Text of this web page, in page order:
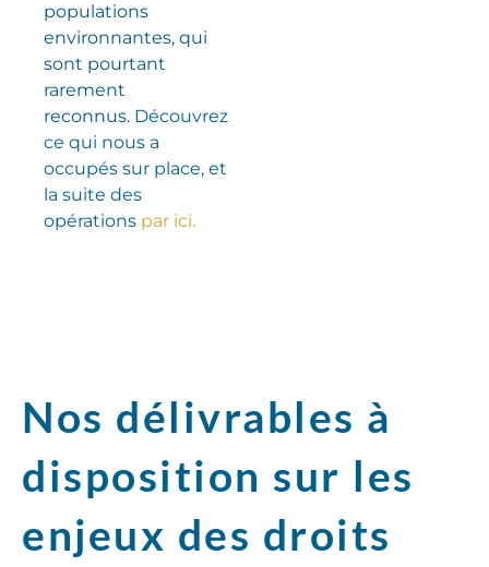
populations
environnantes, qui
sont pourtant
rarement
reconnus. Découvrez
ce qui nous a
occupés sur place, et
la suite des
opérations par ici.
Nos délivrables à
disposition sur les
enjeux des droits